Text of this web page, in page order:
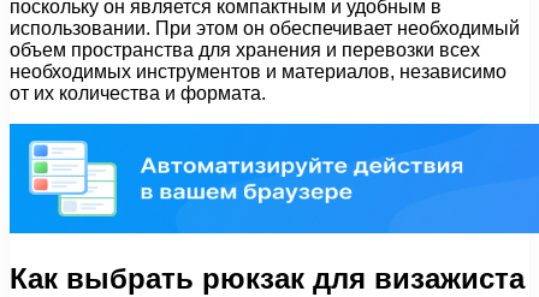
поскольку он является компактным и удобным в
использовании. При этом он обеспечивает необходимый
объем пространства для хранения и перевозки всех
необходимых инструментов и материалов, независимо
от их количества и формата.
Как выбрать рюкзак для визажиста